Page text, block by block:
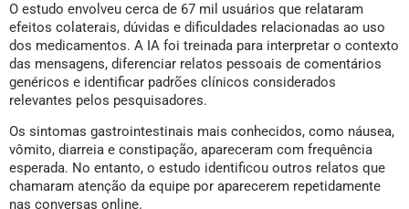
O estudo envolveu cerca de 67 mil usuários que relataram
efeitos colaterais, dúvidas e dificuldades relacionadas ao uso
dos medicamentos. A IA foi treinada para interpretar o contexto
das mensagens, diferenciar relatos pessoais de comentários
genéricos e identificar padrões clínicos considerados
relevantes pelos pesquisadores.
Os sintomas gastrointestinais mais conhecidos, como náusea,
vômito, diarreia e constipação, apareceram com frequência
esperada. No entanto, o estudo identificou outros relatos que
chamaram atenção da equipe por aparecerem repetidamente
nas conversas online.